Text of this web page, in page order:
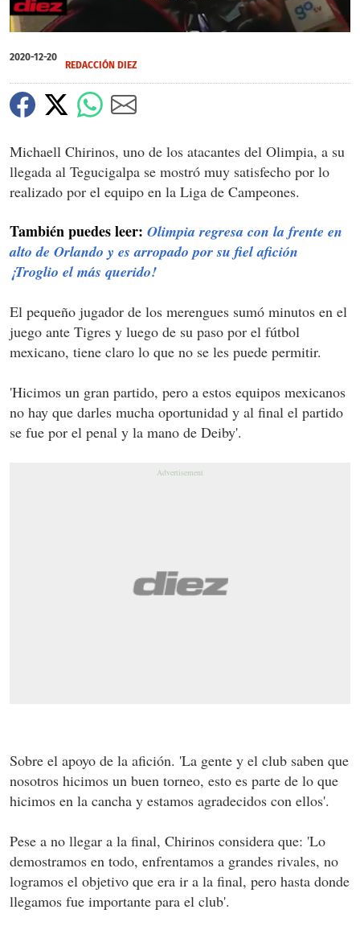
of
2
27
seconds
2020-12-20
REDACCIÓN DIEZ
Michaell Chirinos, uno de los atacantes del Olimpia, a su
llegada al Tegucigalpa se mostró muy satisfecho por lo
realizado por el equipo en la Liga de Campeones.
También puedes leer: Olimpia regresa con la frente en
alto de Orlando y es arropado por su fiel afición
¡Troglio el más querido!
El pequeño jugador de los merengues sumó minutos en el
juego ante Tigres y luego de su paso por el fútbol
mexicano, tiene claro lo que no se les puede permitir.
'Hicimos un gran partido, pero a estos equipos mexicanos
no hay que darles mucha oportunidad y al final el partido
se fue por el penal y la mano de Deiby'.
Sobre el apoyo de la afición. 'La gente y el club saben que
nosotros hicimos un buen torneo, esto es parte de lo que
hicimos en la cancha y estamos agradecidos con ellos'.
Pese a no llegar a la final, Chirinos considera que: 'Lo
demostramos en todo, enfrentamos a grandes rivales, no
logramos el objetivo que era ir a la final, pero hasta donde
llegamos fue importante para el club'.